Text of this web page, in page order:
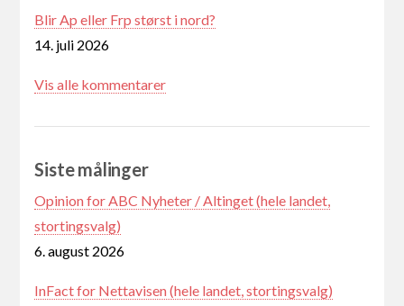
Blir Ap eller Frp størst i nord?
14. juli 2026
Vis alle kommentarer
Siste målinger
Opinion for ABC Nyheter / Altinget (hele landet,
stortingsvalg)
6. august 2026
InFact for Nettavisen (hele landet, stortingsvalg)